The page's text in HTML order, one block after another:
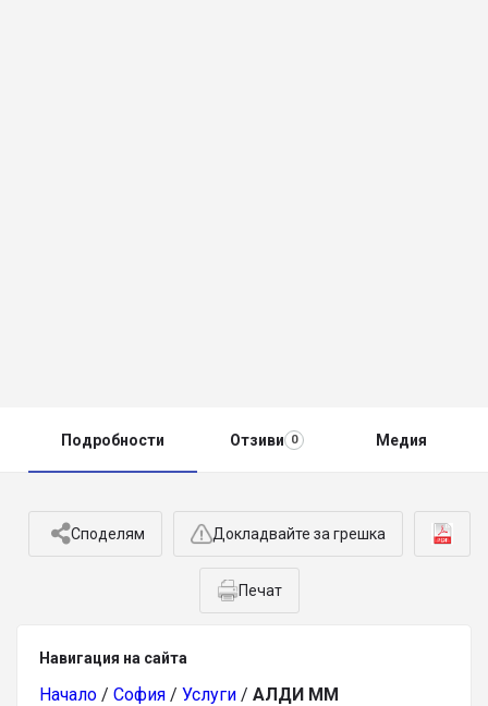
Подробности Отзиви 0 Медия
Споделям Докладвайте за грешка
Печат
Навигация на сайта
Начало / София / Услуги / АЛДИ ММ